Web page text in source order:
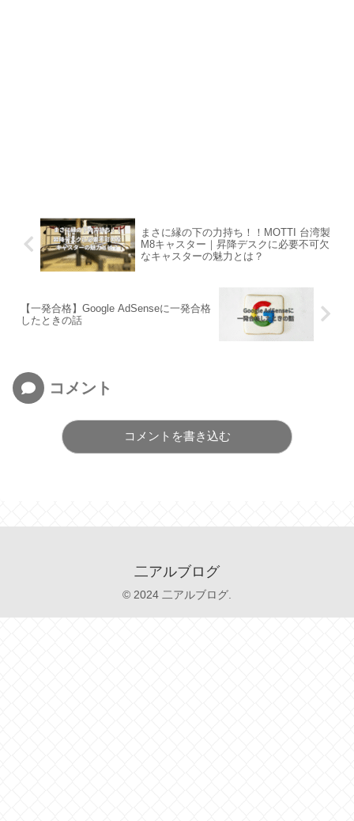
まさに縁の下の力持ち！！MOTTI 台湾製
M8キャスター｜昇降デスクに必要不可欠
なキャスターの魅力とは？
【一発合格】Google AdSenseに一発合格
したときの話
コメント
コメントを書き込む
二アルブログ
© 2024 二アルブログ.